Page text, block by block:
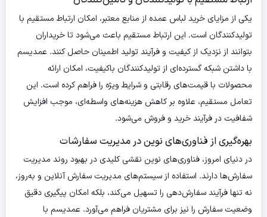
یکی از مزایای خرید لباس عمده از منابع معتبر، امکان ارتباط مستقیم با
تولیدکنندگان است. این ارتباط مستقیم باعث می‌شود تا خریداران
بتوانند از نزدیک از کیفیت و فرآیند تولید اطمینان حاصل کنند. عمدیسم
با داشتن شبکه گسترده‌ای از تولیدکنندگان باکیفیت، امکان ارائه
محصولات با قیمت‌های رقابتی و شرایط ویژه را فراهم کرده است. این
تعامل مستقیم، علاوه بر کاهش هزینه‌های واسطه‌ای، موجب افزایش
شفافیت در فرآیند خرید و فروش می‌شود.
بهره‌گیری از فناوری‌های نوین در مدیریت سفارشات
در دنیای امروز، فناوری‌های نوین نقشی کلیدی در بهبود روند مدیریت
سفارش‌ها دارند. استفاده از سیستم‌های مدیریت سفارش آنلاین و به‌روز،
نه تنها فرآیند سفارش‌دهی را تسهیل می‌کند، بلکه امکان پیگیری دقیق
وضعیت سفارش را نیز برای مشتریان فراهم می‌آورد. عمدیسم با